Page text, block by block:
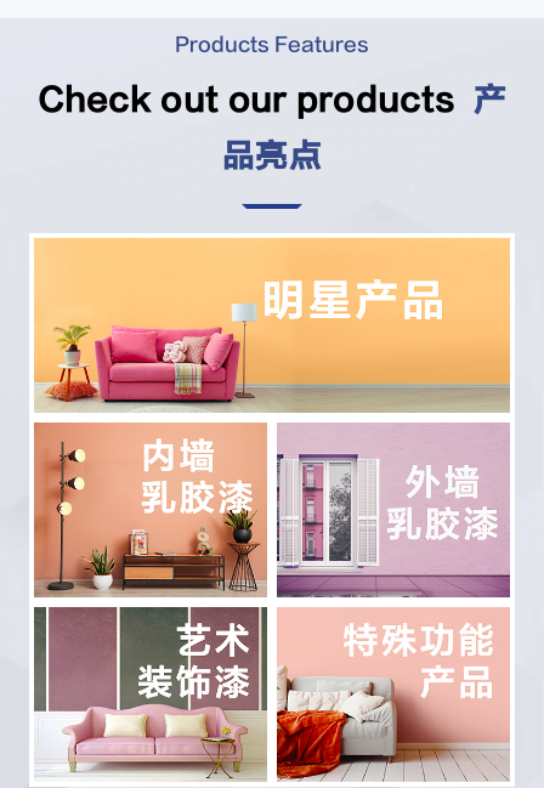
Products Features
Check out our products 产
品亮点